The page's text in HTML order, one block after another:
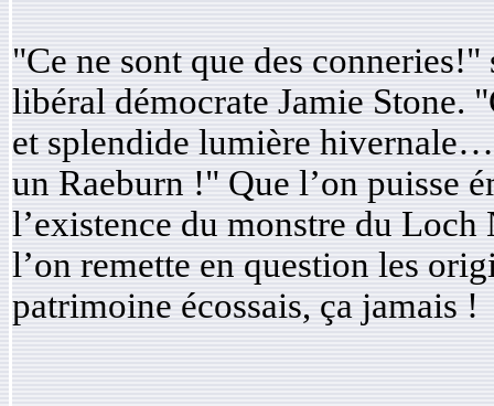
"Ce ne sont que des conneries!"
libéral démocrate Jamie Stone.
et splendide lumière hivernale…
un Raeburn !" Que l’on puisse
l’existence du monstre du Loch
l’on remette en question les
patrimoine écossais, ça jamais !